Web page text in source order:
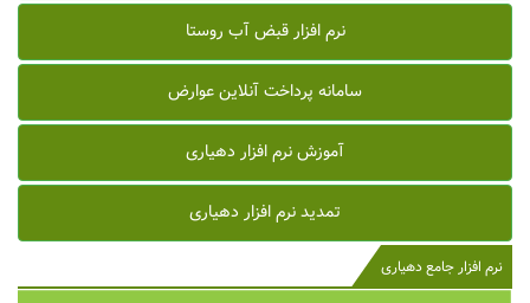
نرم افزار قبض آب روستا
سامانه پرداخت آنلاین عوارض
آموزش نرم افزار دهیاری
تمدید نرم افزار دهیاری
نرم افزار جامع دهیاری